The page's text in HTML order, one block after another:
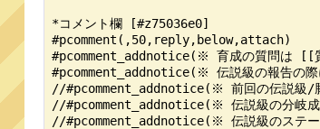
*コメント欄 [#z75036e0]
#pcomment(,50,reply,below,attach)
#pcomment_addnotice(※ 育成の質問は [[
#pcomment_addnotice(※ 伝説級の報告の
//#pcomment_addnotice(※ 前回の伝説級/
//#pcomment_addnotice(※ 伝説級の分岐
//#pcomment_addnotice(※ 伝説級のステ